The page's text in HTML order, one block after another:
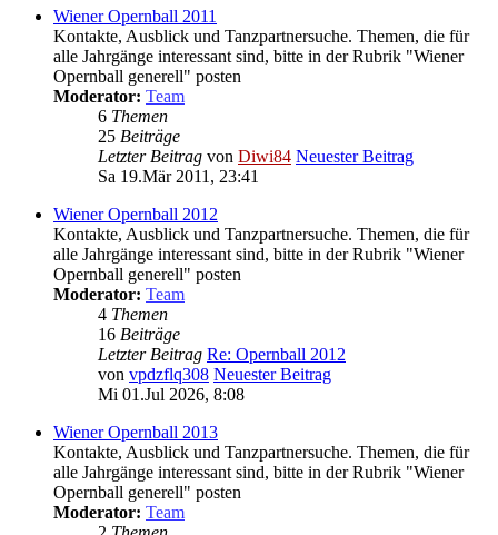
Wiener Opernball 2011
Kontakte, Ausblick und Tanzpartnersuche. Themen, die für
alle Jahrgänge interessant sind, bitte in der Rubrik "Wiener
Opernball generell" posten
Moderator: Team
6 Themen
25 Beiträge
Letzter Beitrag von Diwi84 Neuester Beitrag
Sa 19.Mär 2011, 23:41
Wiener Opernball 2012
Kontakte, Ausblick und Tanzpartnersuche. Themen, die für
alle Jahrgänge interessant sind, bitte in der Rubrik "Wiener
Opernball generell" posten
Moderator: Team
4 Themen
16 Beiträge
Letzter Beitrag Re: Opernball 2012
von vpdzflq308 Neuester Beitrag
Mi 01.Jul 2026, 8:08
Wiener Opernball 2013
Kontakte, Ausblick und Tanzpartnersuche. Themen, die für
alle Jahrgänge interessant sind, bitte in der Rubrik "Wiener
Opernball generell" posten
Moderator: Team